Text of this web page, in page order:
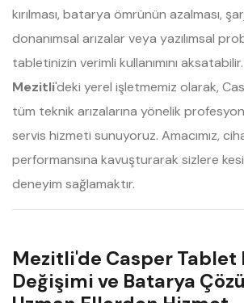
kırılması, batarya ömrünün azalması,
donanımsal arızalar veya yazılımsal
tabletinizin verimli kullanımını aksatabilir.
Mezitli'deki yerel işletmemiz olarak,
tüm teknik arızalarına yönelik
servis hizmeti sunuyoruz. Amacımız,
performansına kavuşturarak sizlere
deneyim sağlamaktır.
Mezitli'de Casper Tablet
Değişimi ve Batarya